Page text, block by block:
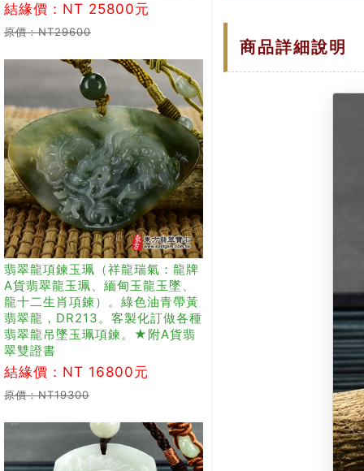
結緣價：NT 25800元
原價：NT29600
翡翠龍項鍊玉珮（祥龍瑞氣：龍牌
A貨翡翠龍玉珮、緬甸玉龍玉墜、
龍十二生肖項鍊）。綠色油青帶黃
翡翠龍，DR213。客製化訂做各種
翡翠龍吊墜玉珮項鍊。★附A貨翡
翠雙證書
結緣價：NT 16800元
原價：NT19300
商品詳細說明